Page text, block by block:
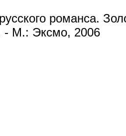
романса.
- М.: Эксмо, 2006